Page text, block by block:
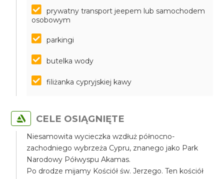
prywatny transport jeepem lub samochodem
osobowym
parkingi
butelka wody
filiżanka cypryjskiej kawy
CELE OSIĄGNIĘTE
Niesamowita wycieczka wzdłuż północno-
zachodniego wybrzeża Cypru, znanego jako Park
Narodowy Półwyspu Akamas.
Po drodze mijamy Kościół św. Jerzego. Ten kościół